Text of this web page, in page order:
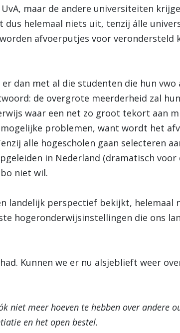
maar de andere universiteiten
helemaal niets uit, tenzij álle
afvoerputjes voor verondersteld
dan met al die studenten die hun vwo
de overgrote meerderheid zal
waar een net zo groot tekort aan
problemen, want wordt het
alle hogescholen gaan selecteren
in Nederland (dramatisch voor
niet wil.
landelijk perspectief bekijkt, helemaal
hogeronderwijsinstellingen die ons
Kunnen we er nu alsjeblieft weer
niet meer hoeven te hebben over andere
en het open bestel.